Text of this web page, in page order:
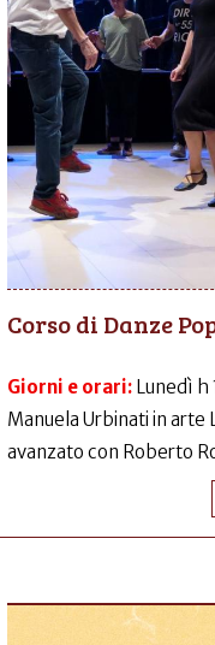
Corso di Danze
Giorni e orari: Lunedì h
Manuela Urbinati in arte
avanzato con Roberto